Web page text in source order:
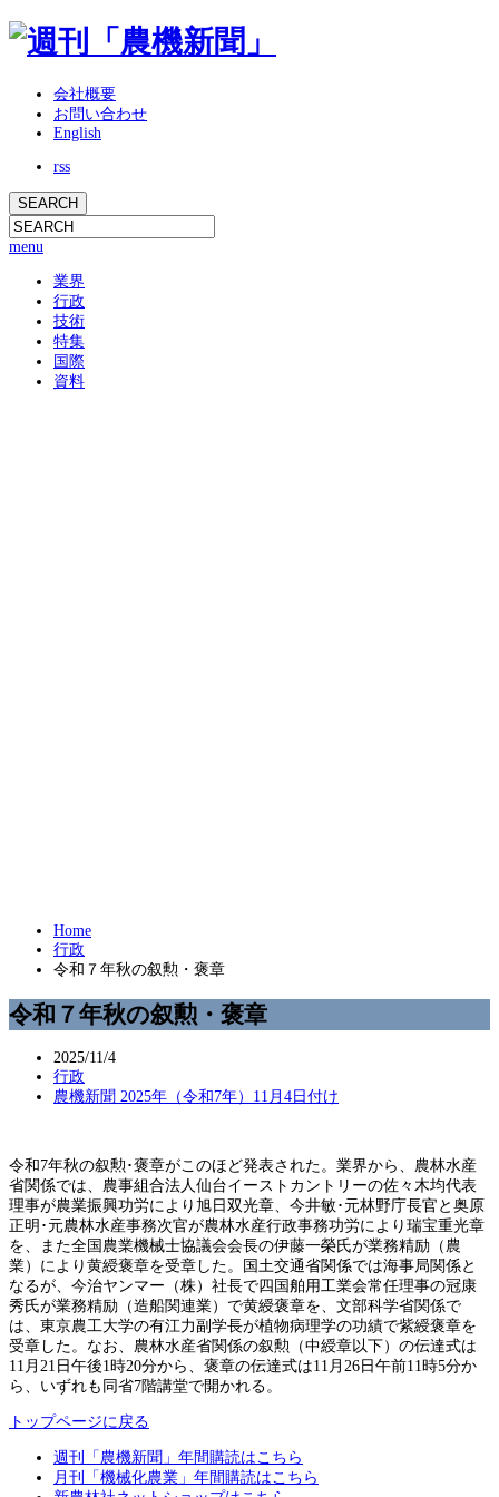
会社概要
お問い合わせ
English
rss
menu
業界
行政
技術
特集
国際
資料
Home
行政
令和７年秋の叙勲・褒章
令和７年秋の叙勲・褒章
2025/11/4
行政
農機新聞 2025年（令和7年）11月4日付け
令和7年秋の叙勲･褒章がこのほど発表された。業界から、農林水産
省関係では、農事組合法人仙台イーストカントリーの佐々木均代表
理事が農業振興功労により旭日双光章、今井敏･元林野庁長官と奥原
正明･元農林水産事務次官が農林水産行政事務功労により瑞宝重光章
を、また全国農業機械士協議会会長の伊藤一榮氏が業務精励（農
業）により黄綬褒章を受章した。国土交通省関係では海事局関係と
なるが、今治ヤンマー（株）社長で四国舶用工業会常任理事の冠康
秀氏が業務精励（造船関連業）で黄綬褒章を、文部科学省関係で
は、東京農工大学の有江力副学長が植物病理学の功績で紫綬褒章を
受章した。なお、農林水産省関係の叙勲（中綬章以下）の伝達式は
11月21日午後1時20分から、褒章の伝達式は11月26日午前11時5分か
ら、いずれも同省7階講堂で開かれる。
トップページに戻る
週刊「農機新聞」年間購読はこちら
月刊「機械化農業」年間購読はこちら